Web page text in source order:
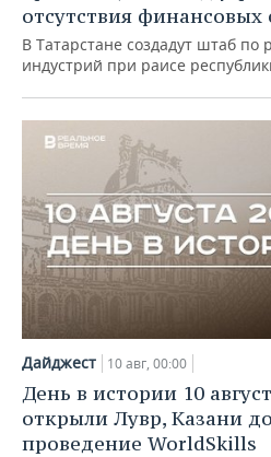
отсутствия финансовых
В Татарстане создадут штаб
индустрий при раисе
Дайджест 10 авг, 00:00
День в истории 10
открыли Лувр, Казани
проведение WorldSkills